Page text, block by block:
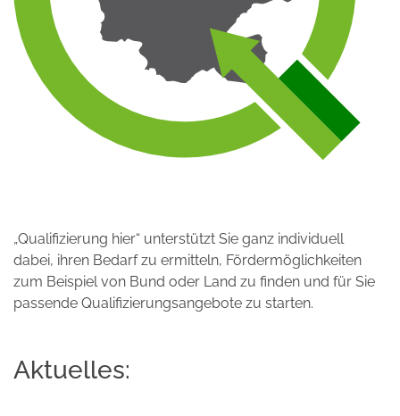
„Qualifizierung hier“ unterstützt Sie ganz individuell
dabei, ihren Bedarf zu ermitteln, Fördermöglichkeiten
zum Beispiel von Bund oder Land zu finden und für Sie
passende Qualifizierungsangebote zu starten.
Aktuelles: